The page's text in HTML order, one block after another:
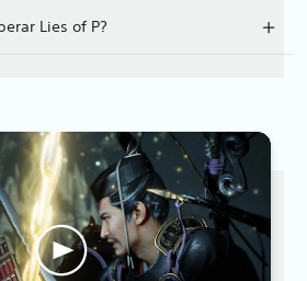
Lies of P?